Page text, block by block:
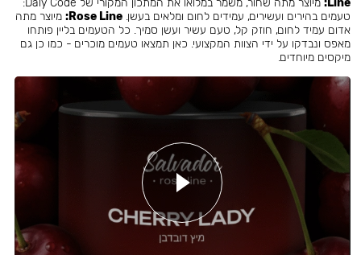
Line:
מיוצר מתה שחור, משמר במלואו את המתכון המקורי של Daly Code:
טעמים בהירים ועשירים, עמידים לחום ומלאים בעשן.Rose Line: מיוצר מתה
אדום עמיד לחום, חוזק קל, טעם עשיר ועשן סמיך. כל הטעמים בליין פותחו
מאפס ונבדקו על ידי הצוות המקצועי. כאן תמצאו טעמים מוכרים - כמו כן גם
מיקסים מיוחדים.